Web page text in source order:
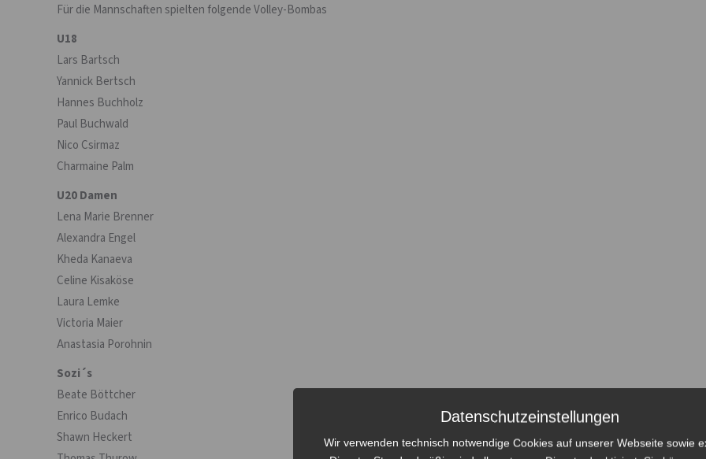
Für die Mannschaften spielten folgende Volley-Bombas
U18
Lars Bartsch
Yannick Bertsch
Hannes Buchholz
Paul Buchwald
Nico Csirmaz
Charmaine Palm
U20 Damen
Lena Marie Brenner
Alexandra Engel
Kheda Kanaeva
Celine Kisaköse
Laura Lemke
Victoria Maier
Anastasia Porohnin
Sozi´s
Beate Böttcher
Enrico Budach
Shawn Heckert
Datenschutzeinstellungen
Wir verwenden technisch notwendige Cookies auf unserer Webseite sowie